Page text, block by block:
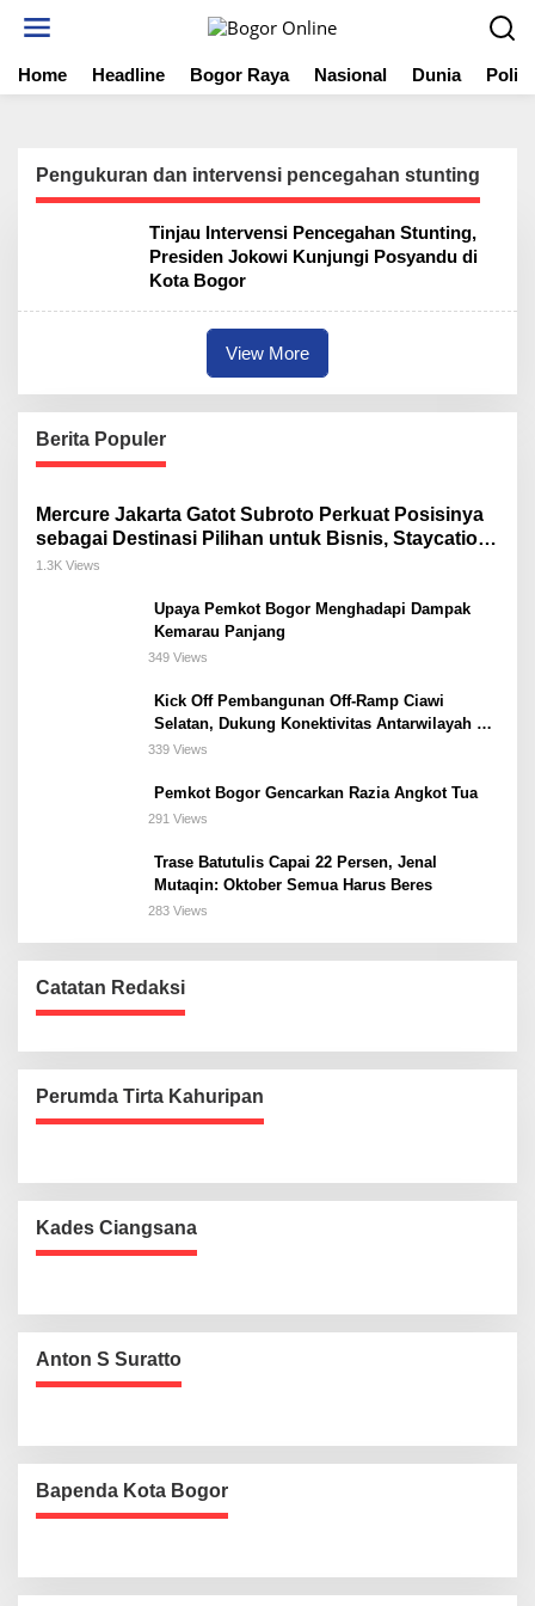
t
Home Headline Bogor Raya Nasional Dunia
Pengukuran dan intervensi pencegahan stunting
Tinjau Intervensi Pencegahan Stunting,
Presiden Jokowi Kunjungi Posyandu di
Kota Bogor
View More
Berita Populer
Mercure Jakarta Gatot Subroto Perkuat Posisinya
sebagai Destinasi Pilihan untuk Bisnis, Staycation,
Meeting, dan Kuliner di Jakarta Selatan
1.3K Views
Upaya Pemkot Bogor Menghadapi Dampak
Kemarau Panjang
349 Views
Kick Off Pembangunan Off-Ramp Ciawi
Selatan, Dukung Konektivitas Antarwilayah di
Bogor Selatan
339 Views
Pemkot Bogor Gencarkan Razia Angkot Tua
291 Views
Trase Batutulis Capai 22 Persen, Jenal
Mutaqin: Oktober Semua Harus Beres
283 Views
Catatan Redaksi
Perumda Tirta Kahuripan
Kades Ciangsana
Anton S Suratto
Bapenda Kota Bogor